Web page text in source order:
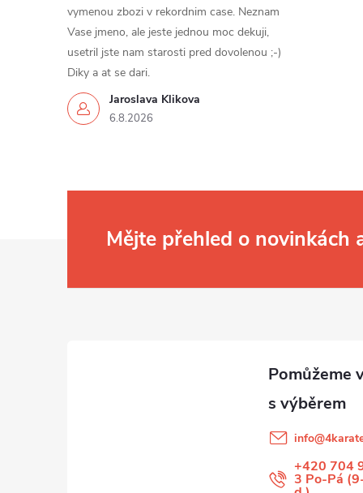
Jaroslava Klikova
6.8.2026
vymenou zbozi v rekordnim case. Neznam
Vase jmeno, ale jeste jednou moc dekuji,
usetril jste nam starosti pred dovolenou ;-)
Diky a at se dari.
Mějte přehled o novinkách
info@
+420 704
3 Po-Pá